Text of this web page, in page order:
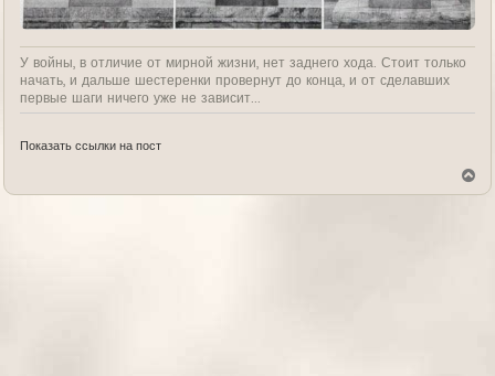
У войны, в отличие от мирной жизни, нет заднего хода. Стоит только
начать, и дальше шестеренки провернут до конца, и от сделавших
первые шаги ничего уже не зависит...
Показать ссылки на пост